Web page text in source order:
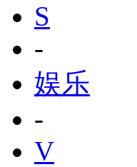
S
-
娱乐
-
V